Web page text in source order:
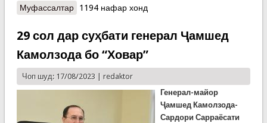
Муфассалтаро Ҷаласаи тантанавӣ бахшида ба солгарди
1194 нафар хонд
29 сол дар суҳбати генерал Ҷамшед
Камолзода бо “Ховар”
Чоп шуд: 17/08/2023 | redaktor
Генерал-майор
Ҷамшед Камолзода-
Сардори Сарраёсати